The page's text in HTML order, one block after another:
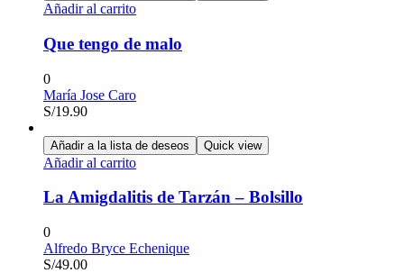
Añadir al carrito
Que tengo de malo
0
María Jose Caro
S/19.90
Añadir a la lista de deseos Quick view
Añadir al carrito
La Amigdalitis de Tarzán – Bolsillo
0
Alfredo Bryce Echenique
S/49.00